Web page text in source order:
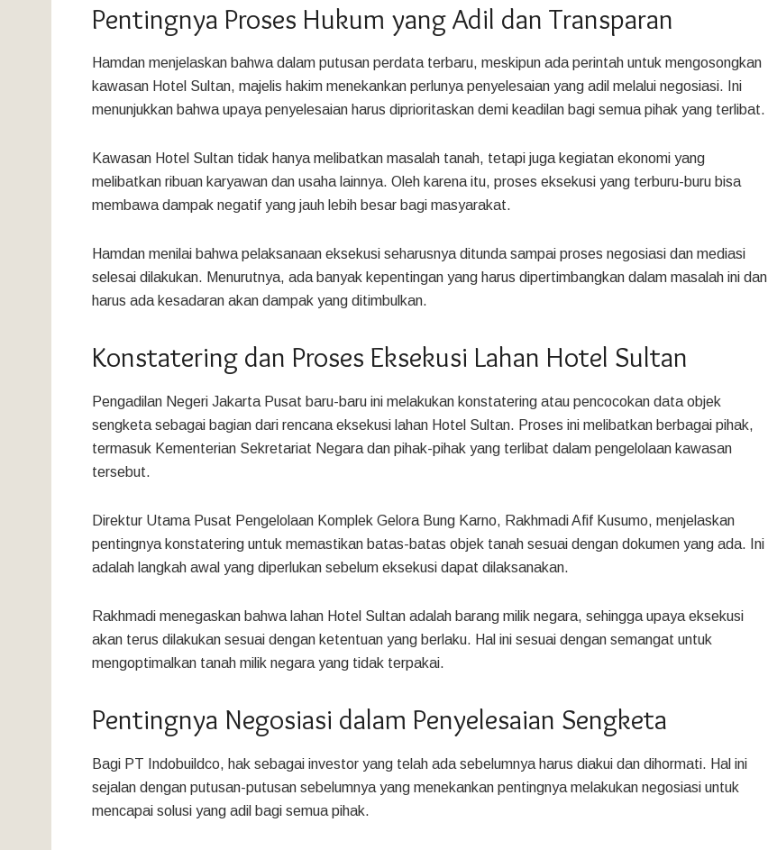
Pentingnya Proses Hukum yang Adil dan Transparan
Hamdan menjelaskan bahwa dalam putusan perdata terbaru, meskipun ada perintah untuk mengosongkan
kawasan Hotel Sultan, majelis hakim menekankan perlunya penyelesaian yang adil melalui negosiasi. Ini
menunjukkan bahwa upaya penyelesaian harus diprioritaskan demi keadilan bagi semua pihak yang terlibat.
Kawasan Hotel Sultan tidak hanya melibatkan masalah tanah, tetapi juga kegiatan ekonomi yang
melibatkan ribuan karyawan dan usaha lainnya. Oleh karena itu, proses eksekusi yang terburu-buru bisa
membawa dampak negatif yang jauh lebih besar bagi masyarakat.
Hamdan menilai bahwa pelaksanaan eksekusi seharusnya ditunda sampai proses negosiasi dan mediasi
selesai dilakukan. Menurutnya, ada banyak kepentingan yang harus dipertimbangkan dalam masalah ini dan
harus ada kesadaran akan dampak yang ditimbulkan.
Konstatering dan Proses Eksekusi Lahan Hotel Sultan
Pengadilan Negeri Jakarta Pusat baru-baru ini melakukan konstatering atau pencocokan data objek
sengketa sebagai bagian dari rencana eksekusi lahan Hotel Sultan. Proses ini melibatkan berbagai pihak,
termasuk Kementerian Sekretariat Negara dan pihak-pihak yang terlibat dalam pengelolaan kawasan
tersebut.
Direktur Utama Pusat Pengelolaan Komplek Gelora Bung Karno, Rakhmadi Afif Kusumo, menjelaskan
pentingnya konstatering untuk memastikan batas-batas objek tanah sesuai dengan dokumen yang ada. Ini
adalah langkah awal yang diperlukan sebelum eksekusi dapat dilaksanakan.
Rakhmadi menegaskan bahwa lahan Hotel Sultan adalah barang milik negara, sehingga upaya eksekusi
akan terus dilakukan sesuai dengan ketentuan yang berlaku. Hal ini sesuai dengan semangat untuk
mengoptimalkan tanah milik negara yang tidak terpakai.
Pentingnya Negosiasi dalam Penyelesaian Sengketa
Bagi PT Indobuildco, hak sebagai investor yang telah ada sebelumnya harus diakui dan dihormati. Hal ini
sejalan dengan putusan-putusan sebelumnya yang menekankan pentingnya melakukan negosiasi untuk
mencapai solusi yang adil bagi semua pihak.